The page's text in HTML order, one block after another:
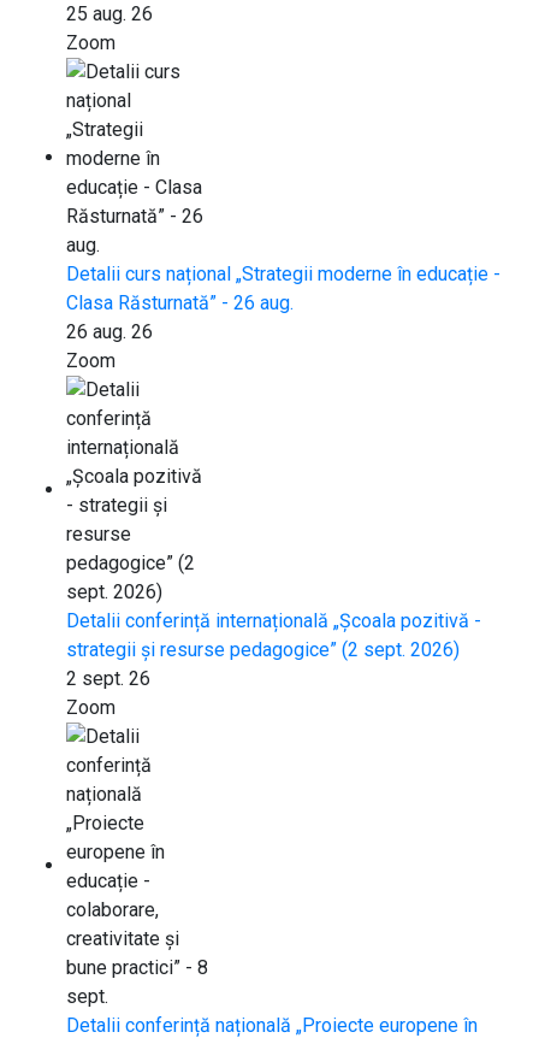
25 aug. 26
Zoom
Detalii curs național „Strategii moderne în educație -
Clasa Răsturnată” - 26 aug.
26 aug. 26
Zoom
Detalii conferință internațională „Școala pozitivă -
strategii și resurse pedagogice” (2 sept. 2026)
2 sept. 26
Zoom
Detalii conferință națională „Proiecte europene în